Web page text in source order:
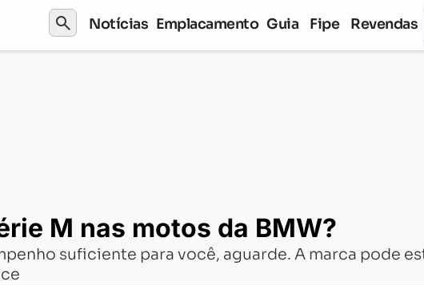
search Notícias Emplacamento Guia Fipe Revendas
da BMW?
M nas motos da BMW?
suficiente para você, aguarde. A marca pode